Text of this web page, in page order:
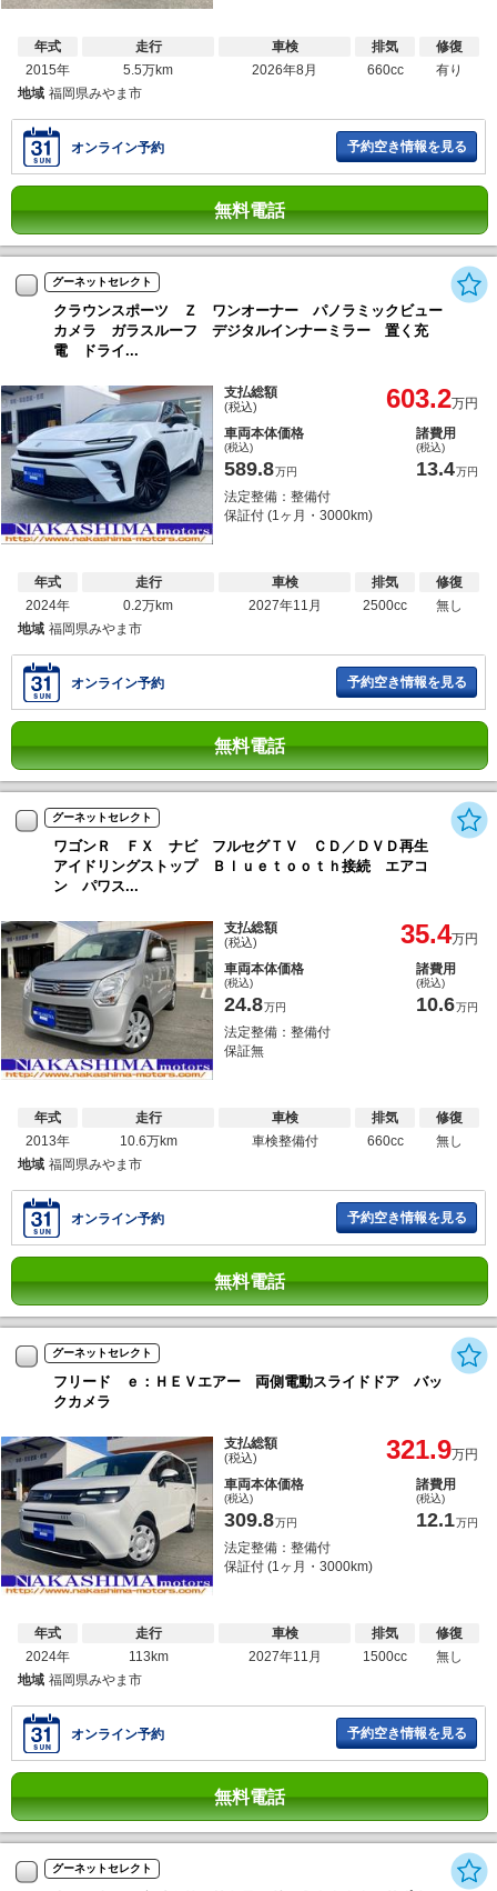
年式
2015年
走行
5.5万km
車検
2026年8月
排気
660cc
修復
有り
地域 福岡県みやま市
オンライン予約 予約空き情報を見る
無料電話
グーネットセレクト
クラウンスポーツ Ｚ ワンオーナー パノラミックビュー
カメラ ガラスルーフ デジタルインナーミラー 置く充
電 ドライ...
支払総額
(税込) 603.2万円
車両本体価格
(税込)
589.8万円
諸費用
(税込)
13.4万円
法定整備：整備付
保証付 (1ヶ月・3000km)
年式
2024年
走行
0.2万km
車検
2027年11月
排気
2500cc
修復
無し
地域 福岡県みやま市
オンライン予約 予約空き情報を見る
無料電話
グーネットセレクト
ワゴンＲ ＦＸ ナビ フルセグＴＶ ＣＤ／ＤＶＤ再生
アイドリングストップ Ｂｌｕｅｔｏｏｔｈ接続 エアコ
ン パワス...
支払総額
(税込) 35.4万円
車両本体価格
(税込)
24.8万円
諸費用
(税込)
10.6万円
法定整備：整備付
保証無
年式
2013年
走行
10.6万km
車検
車検整備付
排気
660cc
修復
無し
地域 福岡県みやま市
オンライン予約 予約空き情報を見る
無料電話
グーネットセレクト
フリード ｅ：ＨＥＶエアー 両側電動スライドドア バッ
クカメラ
支払総額
(税込) 321.9万円
車両本体価格
(税込)
309.8万円
諸費用
(税込)
12.1万円
法定整備：整備付
保証付 (1ヶ月・3000km)
年式
2024年
走行
113km
車検
2027年11月
排気
1500cc
修復
無し
地域 福岡県みやま市
オンライン予約 予約空き情報を見る
無料電話
グーネットセレクト